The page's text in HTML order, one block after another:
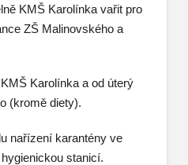
KMŠ Karolínka vařit pro
ZŠ Malinovského a
Karolínka a od úterý
(kromě diety).
nařízení karantény ve
stanicí.